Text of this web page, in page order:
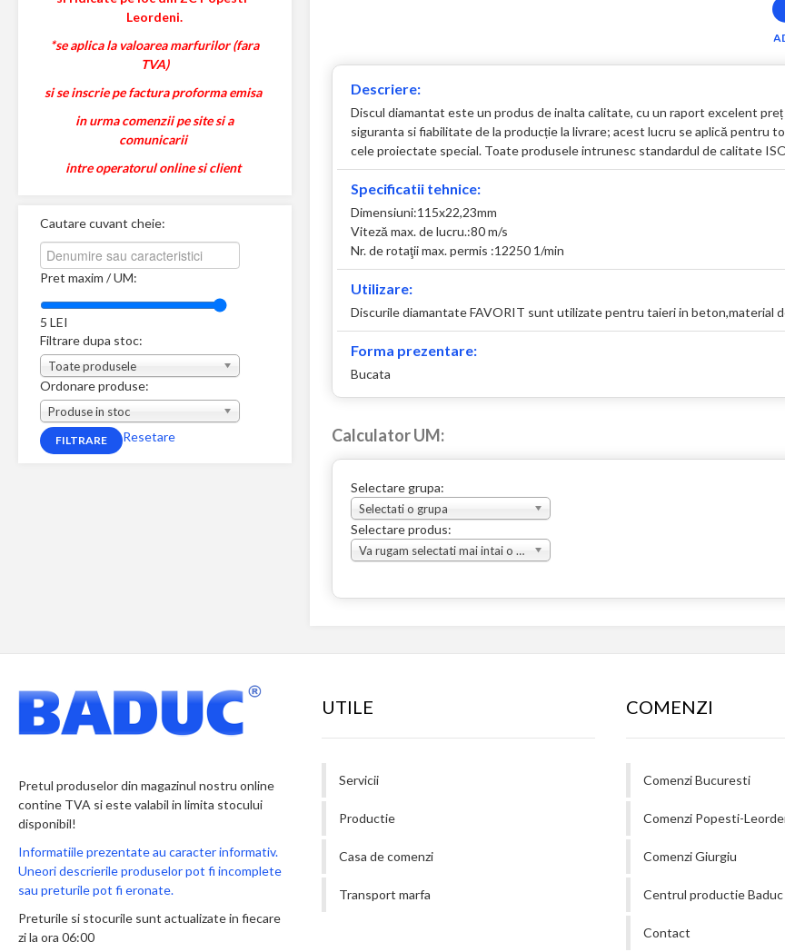
Leordeni.
*se aplica la valoarea marfurilor (fara
TVA)
si se inscrie pe factura proforma emisa
in urma comenzii pe site si a
comunicarii
intre operatorul online si client
Cautare cuvant cheie:
Pret maxim / UM:
5 LEI
Filtrare dupa stoc:
Toate produsele
Ordonare produse:
Produse in stoc
Resetare
Descriere:
Discul diamantat este un produs de inalta calitate, cu un raport excelent
siguranta si fiabilitate de la producție la livrare; acest lucru se aplică pentru
cele proiectate special. Toate produsele intrunesc standardul de calitate
Specificatii tehnice:
Dimensiuni:115x22,23mm
Viteză max. de lucru.:80 m/s
Nr. de rotaţii max. permis :12250 1/min
Utilizare:
Discurile diamantate FAVORIT sunt utilizate pentru taieri in beton,material
Forma prezentare:
Bucata
Calculator UM:
Selectare grupa:
Selectati o grupa
Selectare produs:
Va rugam selectati mai intai o grupa
Pretul produselor din magazinul nostru online
contine TVA si este valabil in limita stocului
disponibil!
Informatiile prezentate au caracter informativ.
Uneori descrierile produselor pot fi incomplete
sau preturile pot fi eronate.
Preturile si stocurile sunt actualizate in fiecare
zi la ora 06:00
UTILE
Servicii
Productie
Casa de comenzi
Transport marfa
COMENZI
Comenzi Bucuresti
Comenzi Popesti-
Comenzi Giurgiu
Centrul productie Baduc
Contact